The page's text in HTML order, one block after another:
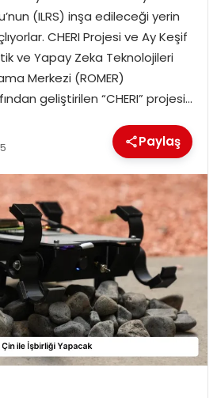
(ILRS) inşa edileceği yerin
CHERI Projesi ve Ay Keşif
ve Yapay Zeka Teknolojileri
Merkezi (ROMER)
geliştirilen “CHERI” projesi…
Paylaş